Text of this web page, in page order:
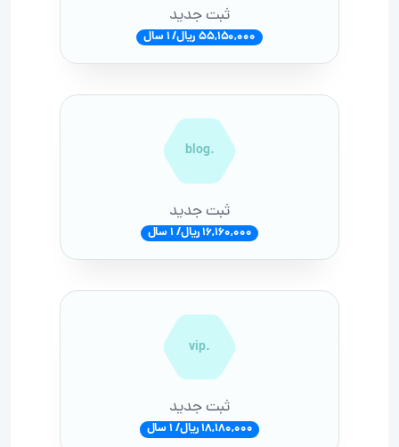
ثبت جدید
55,150,000 ریال/ 1 سال
.blog
ثبت جدید
16,160,000 ریال/ 1 سال
.vip
ثبت جدید
18,180,000 ریال/ 1 سال